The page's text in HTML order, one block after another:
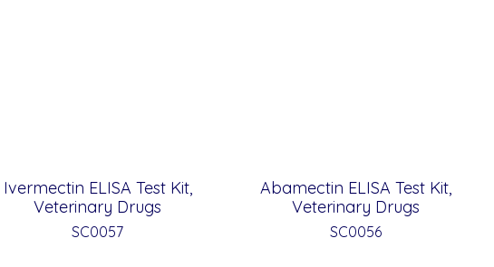
Ivermectin ELISA Test Kit,
Veterinary Drugs
SC0057
Abamectin ELISA Test Kit,
Veterinary Drugs
SC0056